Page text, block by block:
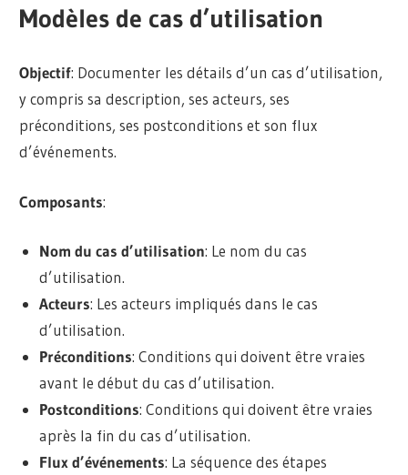
Modèles de cas d’utilisation
Objectif: Documenter les détails d’un cas d’utilisation,
y compris sa description, ses acteurs, ses
préconditions, ses postconditions et son flux
d’événements.
Composants:
Nom du cas d’utilisation: Le nom du cas
d’utilisation.
Acteurs: Les acteurs impliqués dans le cas
d’utilisation.
Préconditions: Conditions qui doivent être vraies
avant le début du cas d’utilisation.
Postconditions: Conditions qui doivent être vraies
après la fin du cas d’utilisation.
Flux d’événements: La séquence des étapes